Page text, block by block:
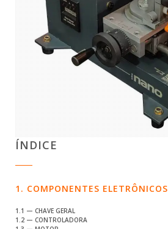
ÍNDICE
1. COMPONENTES ELETRÔNICOS
1.1 — CHAVE GERAL
1.2 — CONTROLADORA